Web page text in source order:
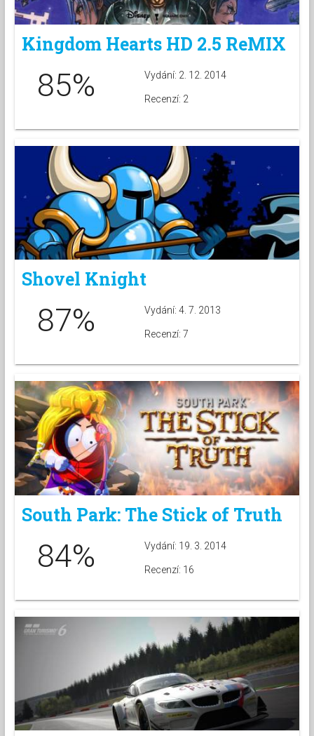
Kingdom Hearts HD 2.5 ReMIX
85% Vydání: 2. 12. 2014
Recenzí: 2
Shovel Knight
87% Vydání: 4. 7. 2013
Recenzí: 7
South Park: The Stick of Truth
84% Vydání: 19. 3. 2014
Recenzí: 16